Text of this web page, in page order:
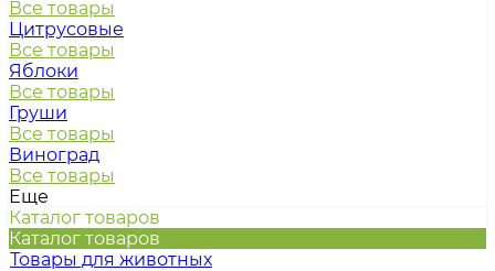
Все товары
Цитрусовые
Все товары
Яблоки
Все товары
Груши
Все товары
Виноград
Все товары
Еще
Каталог товаров
Каталог товаров
Товары для животных